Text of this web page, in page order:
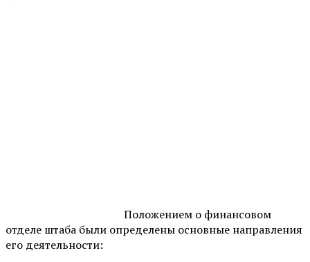
Положением о финансовом
отделе штаба были определены основные направления
его деятельности: